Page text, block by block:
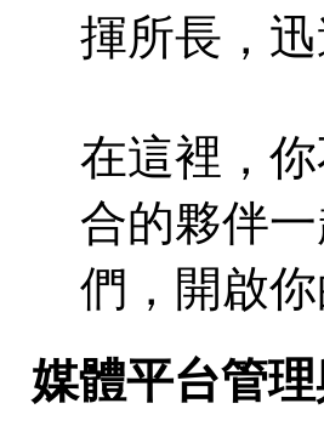
揮所長，
在這裡，
合的夥伴
們，開啟
媒體平台管